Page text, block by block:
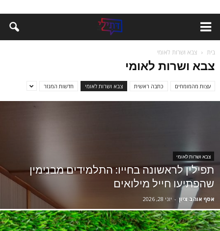
בית צבא ושרות לאומי
צבא ושרות לאומי
עצות מהמומחים כתבה ראשית צבא ושרות לאומי חדשות המגזר
צבא ושרות לאומי
תפילין לראשונה בחייו: התלמידים מבנימין
שהפתיעו חייל מילואים
אסף אוהב ציון - יוני 28, 2026